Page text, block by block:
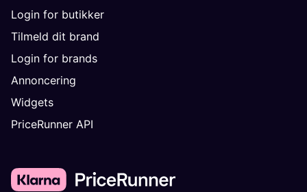
Login for butikker
Tilmeld dit brand
Login for brands
Annoncering
Widgets
PriceRunner API